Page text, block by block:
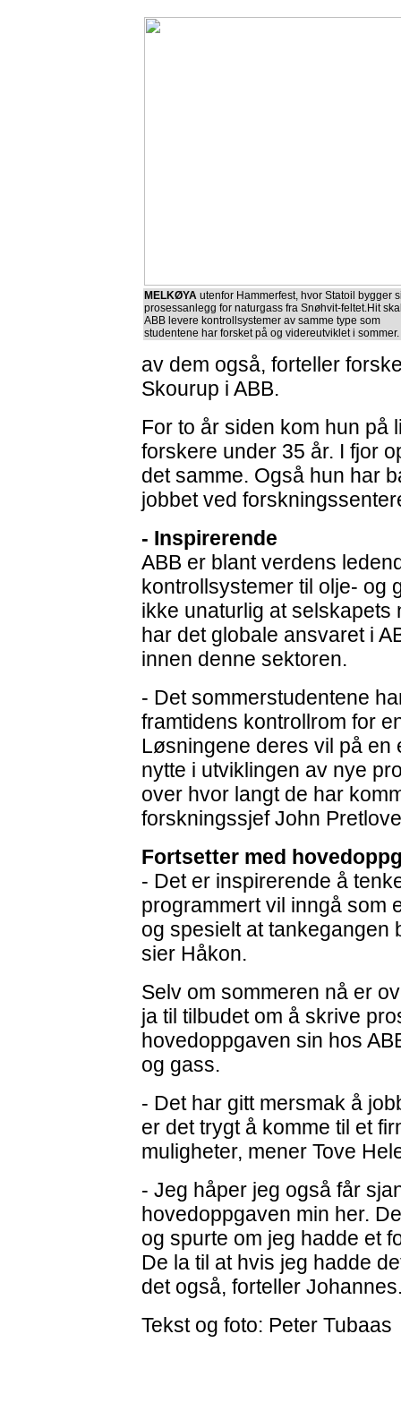
MELKØYA utenfor Hammerfest, hvor Statoil bygger
prosessanlegg for naturgass fra Snøhvit-feltet.Hit
ABB levere kontrollsystemer av samme type som
studentene har forsket på og videreutviklet i sommer.
av dem også, forteller
Skourup i ABB.
For to år siden kom hun på
forskere under 35 år. I fjor
det samme. Også hun har
jobbet ved
- Inspirerende
ABB er blant verdens
kontrollsystemer til olje- og
ikke unaturlig at
har det globale ansvaret i
innen denne sektoren.
- Det sommerstudentene
framtidens kontrollrom for
Løsningene deres vil på en
nytte i utviklingen av nye
over hvor langt de har
forskningssjef John
Fortsetter med
- Det er inspirerende å
programmert vil inngå som
og spesielt at tankegangen
sier Håkon.
Selv om sommeren nå er
ja til tilbudet om å skrive
hovedoppgaven sin hos
og gass.
- Det har gitt mersmak å
er det trygt å komme til et
muligheter, mener Tove
- Jeg håper jeg også får
hovedoppgaven min her.
og spurte om jeg hadde et
De la til at hvis jeg hadde
det også, forteller
Tekst og foto: Peter Tubaas